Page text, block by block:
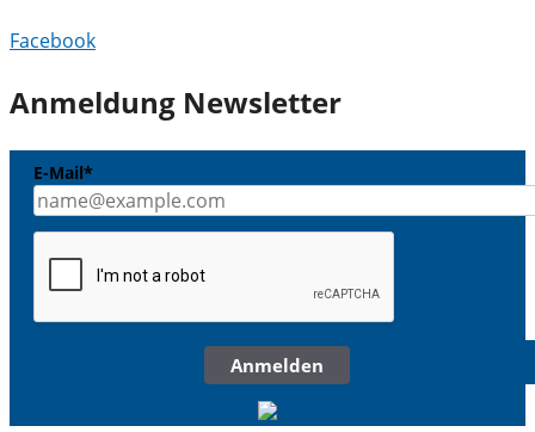
Facebook
Anmeldung Newsletter
E-Mail*
Anmelden